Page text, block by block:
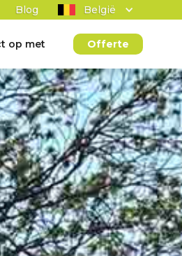
Blog België
op met Offerte